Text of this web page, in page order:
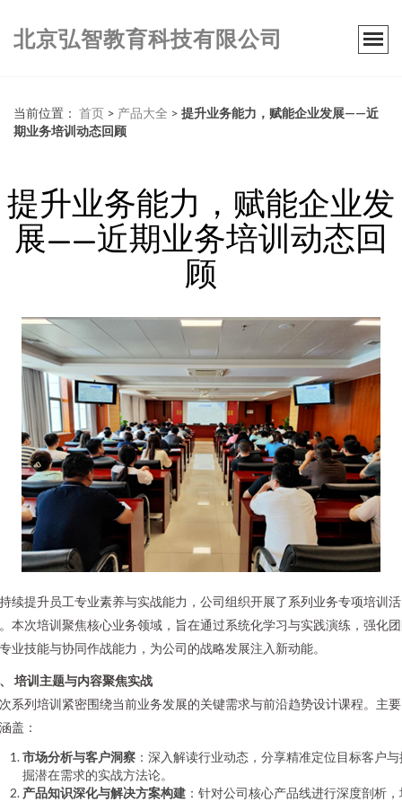
北京弘智教育科技有限公司
当前位置： 首页 > 产品大全 > 提升业务能力，赋能企业发展——近
期业务培训动态回顾
提升业务能力，赋能企业发
展——近期业务培训动态回
顾
续提升员工专业素养与实战能力，公司组织开展了系列业务专项培训活
本次培训聚焦核心业务领域，旨在通过系统化学习与实践演练，强化
业技能与协同作战能力，为公司的战略发展注入新动能。
培训主题与内容聚焦实战
系列培训紧密围绕当前业务发展的关键需求与前沿趋势设计课程。主
盖：
市场分析与客户洞察 ：深入解读行业动态，分享精准定位目标客户
掘潜在需求的实战方法论。
产品知识深化与解决方案构建 ：针对公司核心产品线进行深度剖析